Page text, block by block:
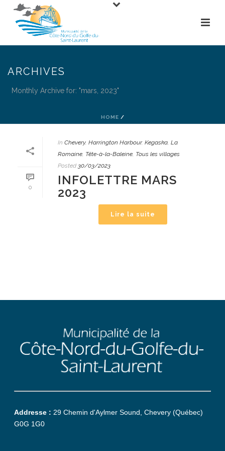
ARCHIVES
Monthly Archive for: "mars, 2023"
HOME /
0
In Chevery, Harrington Harbour, Kegaska, La
Romaine, Tête-à-la-Baleine, Tous les villages
Posted 30/03/2023
INFOLETTRE MARS
2023
Lire la suite
Addresse : 29 Chemin d'Aylmer Sound, Chevery (Québec)
G0G 1G0